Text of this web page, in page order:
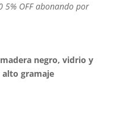
5% OFF abonando por
negro, vidrio y
gramaje